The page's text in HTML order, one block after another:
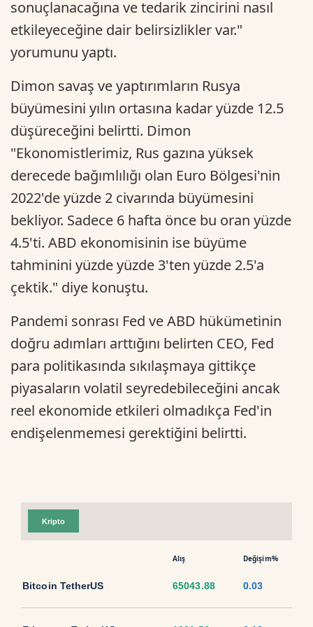
sonuçlanacağına ve tedarik zincirini nasıl
etkileyeceğine dair belirsizlikler var."
yorumunu yaptı.
Dimon savaş ve yaptırımların Rusya
büyümesini yılın ortasına kadar yüzde 12.5
düşüreceğini belirtti. Dimon
"Ekonomistlerimiz, Rus gazına yüksek
derecede bağımlılığı olan Euro Bölgesi'nin
2022'de yüzde 2 civarında büyümesini
bekliyor. Sadece 6 hafta önce bu oran yüzde
4.5'ti. ABD ekonomisinin ise büyüme
tahminini yüzde yüzde 3'ten yüzde 2.5'a
çektik." diye konuştu.
Pandemi sonrası Fed ve ABD hükümetinin
doğru adımları arttığını belirten CEO, Fed
para politikasında sıkılaşmaya gittikçe
piyasaların volatil seyredebileceğini ancak
reel ekonomide etkileri olmadıkça Fed'in
endişelenmemesi gerektiğini belirtti.
Kripto
Alış Değişim%
Bitcoin TetherUS 65043.88 0.03